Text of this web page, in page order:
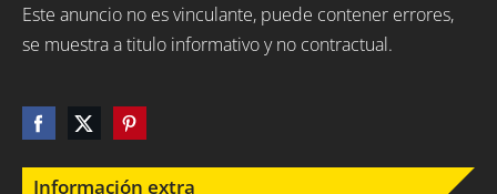
Información extra
Este anuncio no es vinculante, puede contener errores,
se muestra a titulo informativo y no contractual.